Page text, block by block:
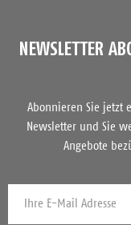
NEWSLETTER
Abonnieren Sie jetzt
Newsletter und Sie
Angebote